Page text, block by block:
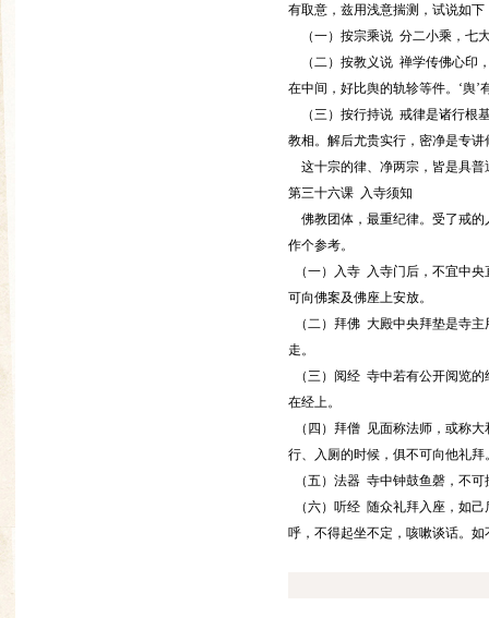
有取意，兹用浅意揣测，试说如下
（一）按宗乘说 分二小乘，七
（二）按教义说 禅学传佛心印
在中间，好比舆的轨轸等件。‘舆’
（三）按行持说 戒律是诸行根
教相。解后尤贵实行，密净是专
这十宗的律、净两宗，皆是具普
第三十六课 入寺须知
佛教团体，最重纪律。受了戒的
作个参考。
（一）入寺 入寺门后，不宜中
可向佛案及佛座上安放。
（二）拜佛 大殿中央拜垫是寺
走。
（三）阅经 寺中若有公开阅览
在经上。
（四）拜僧 见面称法师，或称
行、入厕的时候，俱不可向他礼拜
（五）法器 寺中钟鼓鱼磬，不
（六）听经 随众礼拜入座，如
呼，不得起坐不定，咳嗽谈话。